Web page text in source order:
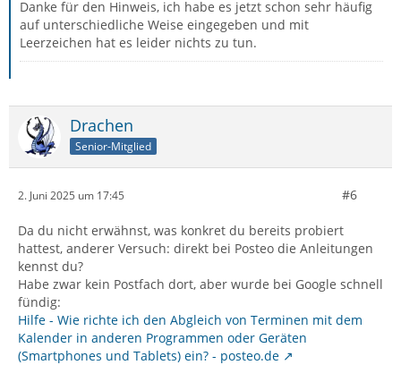
Danke für den Hinweis, ich habe es jetzt schon sehr häufig
auf unterschiedliche Weise eingegeben und mit
Leerzeichen hat es leider nichts zu tun.
Drachen
Senior-Mitglied
2. Juni 2025 um 17:45 #6
Da du nicht erwähnst, was konkret du bereits probiert
hattest, anderer Versuch: direkt bei Posteo die Anleitungen
kennst du?
Habe zwar kein Postfach dort, aber wurde bei Google schnell
fündig:
Hilfe - Wie richte ich den Abgleich von Terminen mit dem
Kalender in anderen Programmen oder Geräten
(Smartphones und Tablets) ein? - posteo.de